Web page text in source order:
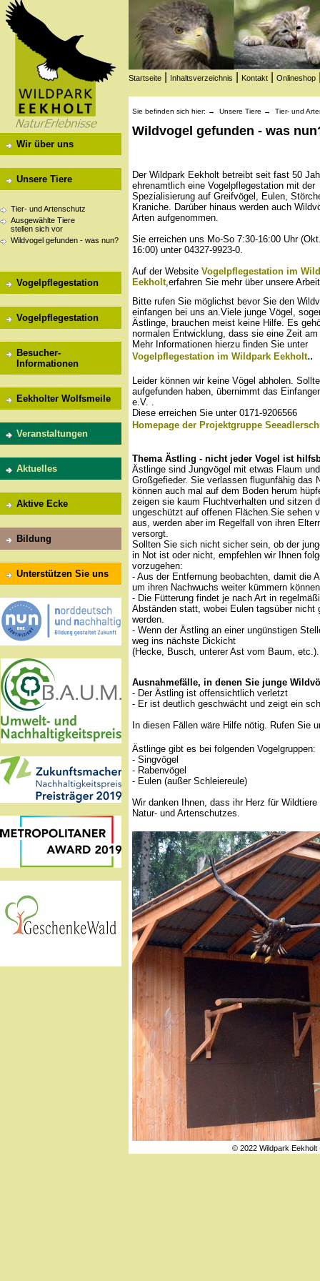
Startseite Inhaltsverzeichnis Kontakt Onlineshop
Wir über uns
Unsere Tiere
Tier- und Artenschutz
Ausgewählte Tiere
stellen sich vor
Wildvogel gefunden - was nun?
Vogelpflegestation
Vogelpflegestation
Besucher-
Informationen
Eekholter Wolfsmeile
Veranstaltungen
Aktuelles
Aktive Ecke
Bildung
Unterstützen Sie uns
Sie befinden sich hier: → Unsere Tiere → Tier- und
Wildvogel gefunden - was
Der Wildpark Eekholt betreibt seit fast 50
ehrenamtlich eine Vogelpflegestation mit der
Spezialisierung auf Greifvögel, Eulen,
Kraniche. Darüber hinaus werden auch
Arten aufgenommen.
Sie erreichen uns Mo-So 7:30-16:00 Uhr
16:00) unter 04327-9923-0.
Auf der Website Vogelpflegestation im
Eekholt,erfahren Sie mehr über unsere
Bitte rufen Sie möglichst bevor Sie den
einfangen bei uns an.Viele junge Vögel,
Ästlinge, brauchen meist keine Hilfe. Es
normalen Entwicklung, dass sie eine Zeit
Mehr Informationen hierzu finden Sie unter
Vogelpflegestation im Wildpark Eekholt..
Leider können wir keine Vögel abholen.
aufgefunden haben, übernimmt das
e.V. .
Diese erreichen Sie unter 0171-9206566
Homepage der Projektgruppe
Thema Ästling - nicht jeder Vogel ist
Ästlinge sind Jungvögel mit etwas Flaum
Großgefieder. Sie verlassen flugunfähig das
können auch mal auf dem Boden herum
zeigen sie kaum Fluchtverhalten und sitzen
ungeschützt auf offenen Flächen.Sie sehen
aus, werden aber im Regelfall von ihren
versorgt.
Sollten Sie sich nicht sicher sein, ob der
in Not ist oder nicht, empfehlen wir Ihnen
vorzugehen:
- Aus der Entfernung beobachten, damit die
um ihren Nachwuchs weiter kümmern
- Die Fütterung findet je nach Art in
Abständen statt, wobei Eulen tagsüber nicht
werden.
- Wenn der Ästling an einer ungünstigen
weg ins nächste Dickicht
(Hecke, Busch, unterer Ast vom Baum,
Ausnahmefälle, in denen Sie junge
- Der Ästling ist offensichtlich verletzt
- Er ist deutlich geschwächt und zeigt ein
In diesen Fällen wäre Hilfe nötig. Rufen Sie
Ästlinge gibt es bei folgenden Vogelgruppen:
- Singvögel
- Rabenvögel
- Eulen (außer Schleiereule)
Wir danken Ihnen, dass ihr Herz für
Natur- und Artenschutzes.
© 2022 Wildpark Eekholt